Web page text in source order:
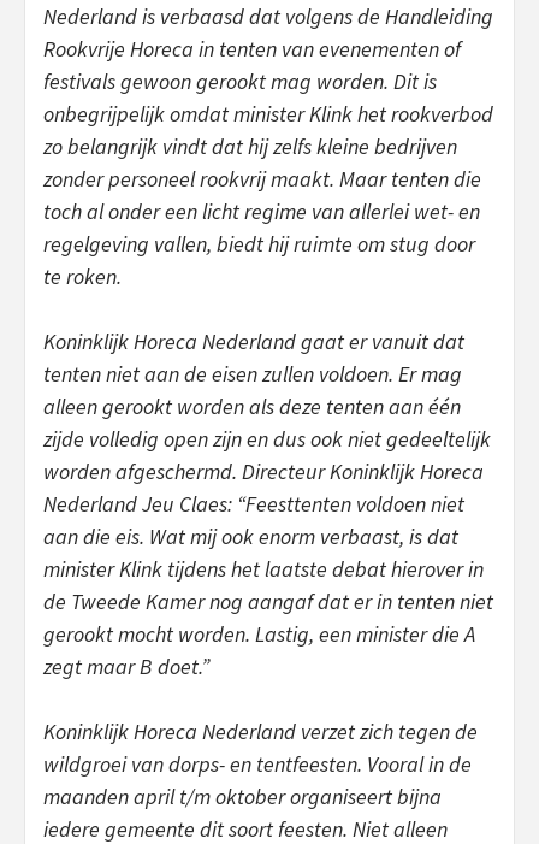
Nederland is verbaasd dat volgens de Handleiding
Rookvrije Horeca in tenten van evenementen of
festivals gewoon gerookt mag worden. Dit is
onbegrijpelijk omdat minister Klink het rookverbod
zo belangrijk vindt dat hij zelfs kleine bedrijven
zonder personeel rookvrij maakt. Maar tenten die
toch al onder een licht regime van allerlei wet- en
regelgeving vallen, biedt hij ruimte om stug door
te roken.
Koninklijk Horeca Nederland gaat er vanuit dat
tenten niet aan de eisen zullen voldoen. Er mag
alleen gerookt worden als deze tenten aan één
zijde volledig open zijn en dus ook niet gedeeltelijk
worden afgeschermd. Directeur Koninklijk Horeca
Nederland Jeu Claes: “Feesttenten voldoen niet
aan die eis. Wat mij ook enorm verbaast, is dat
minister Klink tijdens het laatste debat hierover in
de Tweede Kamer nog aangaf dat er in tenten niet
gerookt mocht worden. Lastig, een minister die A
zegt maar B doet.”
Koninklijk Horeca Nederland verzet zich tegen de
wildgroei van dorps- en tentfeesten. Vooral in de
maanden april t/m oktober organiseert bijna
iedere gemeente dit soort feesten. Niet alleen